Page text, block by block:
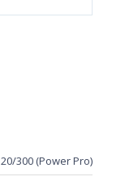
20/300 (Power Pro)